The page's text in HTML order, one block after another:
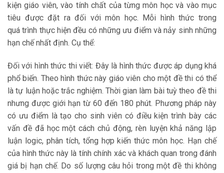
kiện giáo viên, vào tính chất của từng môn học và vào mục
tiêu được đặt ra đối với môn học. Mỗi hình thức trong
quá trình thực hiện đều có những ưu điểm và nảy sinh những
hạn chế nhất định. Cụ thể:
Đối với hình thức thi viết: Đây là hình thức được áp dụng khá
phổ biến. Theo hình thức này giáo viên cho một đề thi có thể
là tự luận hoặc trắc nghiệm. Thời gian làm bài tuỳ theo đề thi
nhưng được giới hạn từ 60 đến 180 phút. Phương pháp này
có ưu điểm là tạo cho sinh viên có điều kiện trình bày các
vấn đề đã học một cách chủ động, rèn luyện khả năng lập
luận logic, phân tích, tổng hợp kiến thức môn học. Hạn chế
của hình thức này là tính chính xác và khách quan trong đánh
giá bị hạn chế. Do số lượng câu hỏi trong một đề thi không